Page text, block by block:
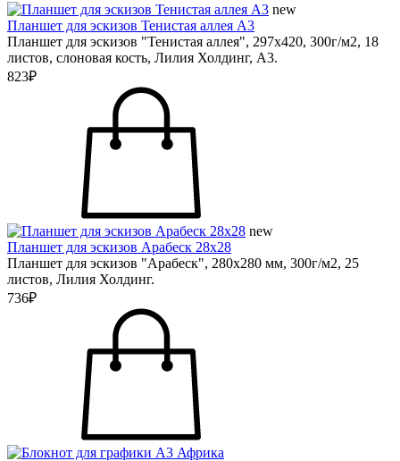
new
Планшет для эскизов Тенистая аллея А3
Планшет для эскизов "Тенистая аллея", 297х420, 300г/м2, 18
листов, слоновая кость, Лилия Холдинг, А3.
823₽
new
Планшет для эскизов Арабеск 28х28
Планшет для эскизов "Арабеск", 280х280 мм, 300г/м2, 25
листов, Лилия Холдинг.
736₽